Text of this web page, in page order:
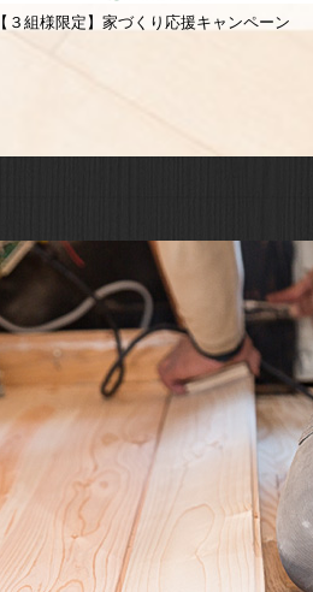
【３組様限定】家づくり応援キャンペーン